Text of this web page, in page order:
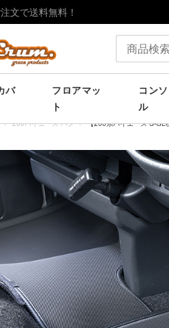
文で送料無料！
バ
フロアマッ
ト
コン
ル
/ 200ハイエース バン / 【200系ハイエース S-GL